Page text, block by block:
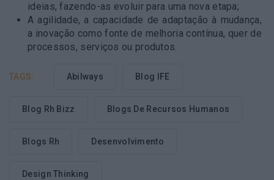
ideias, fazendo-as evoluir para uma nova etapa;
A agilidade, a capacidade de adaptação à mudança,
a inovação como fonte de melhoria contínua, quer de
processos, serviços ou produtos.
TAGS: Abilways Blog IFE
Blog Rh Bizz Blogs De Recursos Humanos
Blogs Rh Desenvolvimento
Design Thinking